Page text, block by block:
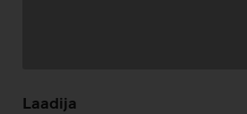
laadimine
Laadija